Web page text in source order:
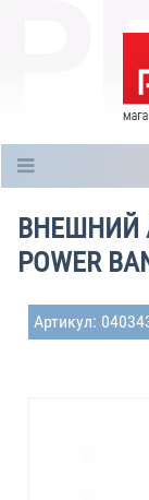
ВНЕШНИЙ
POWER
Артикул: